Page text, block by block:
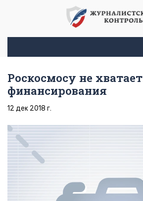
Роскосмосу не хватает
финансирования
12 дек 2018 г.